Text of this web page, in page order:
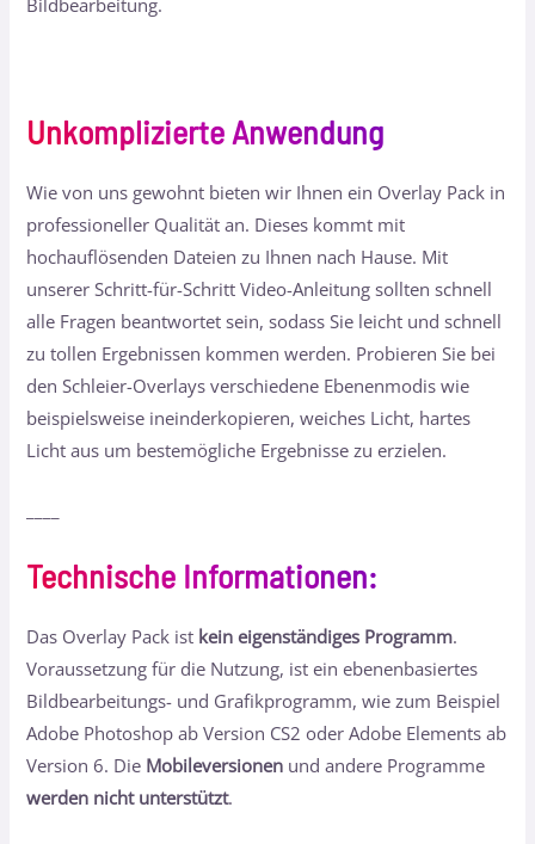
Bildbearbeitung.
Unkomplizierte Anwendung
Wie von uns gewohnt bieten wir Ihnen ein Overlay Pack in
professioneller Qualität an. Dieses kommt mit
hochauflösenden Dateien zu Ihnen nach Hause. Mit
unserer Schritt-für-Schritt Video-Anleitung sollten schnell
alle Fragen beantwortet sein, sodass Sie leicht und schnell
zu tollen Ergebnissen kommen werden. Probieren Sie bei
den Schleier-Overlays verschiedene Ebenenmodis wie
beispielsweise ineinderkopieren, weiches Licht, hartes
Licht aus um bestemögliche Ergebnisse zu erzielen.
Technische Informationen:
Das Overlay Pack ist kein eigenständiges Programm.
Voraussetzung für die Nutzung, ist ein ebenenbasiertes
Bildbearbeitungs- und Grafikprogramm, wie zum Beispiel
Adobe Photoshop ab Version CS2 oder Adobe Elements ab
Version 6. Die Mobileversionen und andere Programme
werden nicht unterstützt.